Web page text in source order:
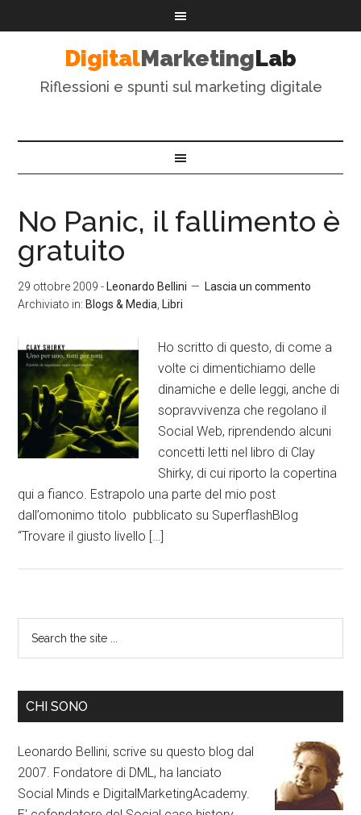
DigitalMarketingLab
Riflessioni e spunti sul marketing digitale
No Panic, il fallimento è
gratuito
29 ottobre 2009 - Leonardo Bellini
Lascia un commento
Archiviato in: Blogs & Media Libri
Ho scritto di questo, di come a
volte ci dimentichiamo delle
dinamiche e delle leggi, anche di
sopravvivenza che regolano il
Social Web, riprendendo alcuni
concetti letti nel libro di Clay
Shirky, di cui riporto la copertina
qui a fianco. Estrapolo una parte del mio post
dall’omonimo titolo pubblicato su SuperflashBlog
“Trovare il giusto livello […]
CHI SONO
Leonardo Bellini, scrive su questo blog dal
2007. Fondatore di DML, ha lanciato
Social Minds e DigitalMarketingAcademy.